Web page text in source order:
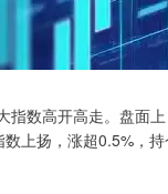
数高开高走。盘面上
上扬，涨超0.5%，